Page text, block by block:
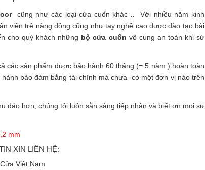
cũng như các loạicửa cuốn khác .. Với nhiều năm kinh
viên trẻ năng động cũng như tay nghề cao được đào tạo bài
cho quý khách những bộ cửa cuốn vô cùng an toàn khi sử
các sản phẩm được bảo hành 60 tháng (= 5 năm ) hoàn toàn
bảo đảm bằng tài chính mà chưa có một đơn vị nào trên
đáo hơn, chúng tôi luôn sẵn sàng tiếp nhận và biết ơn mọi sự
mm
XIN LIÊN HỆ:
Việt Nam